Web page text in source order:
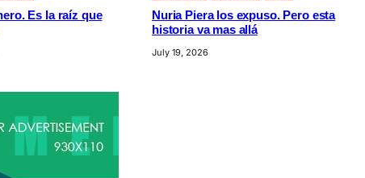
Es la raíz que
Nuria Piera los expuso. Pero esta
historia va mas allá
July 19, 2026